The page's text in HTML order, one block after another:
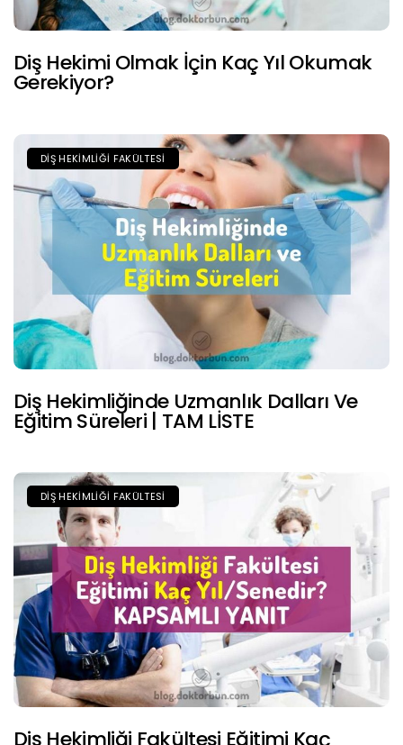
Diş Hekimi Olmak İçin Kaç Yıl Okumak
Gerekiyor?
DIŞ HEKIMLIĞI FAKÜLTESI
Diş Hekimliğinde Uzmanlık Dalları Ve
Eğitim Süreleri | TAM LİSTE
DIŞ HEKIMLIĞI FAKÜLTESI
Diş Hekimliği Fakültesi Eğitimi Kaç